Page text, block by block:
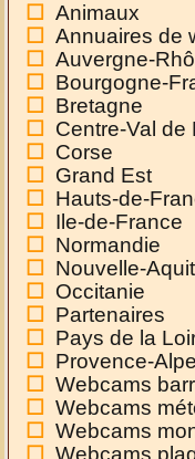
Animaux
Annuaires de
Auvergne-
Bourgogne-
Bretagne
Centre-Val de
Corse
Grand Est
Hauts-de-
Ile-de-France
Normandie
Nouvelle-
Occitanie
Partenaires
Pays de la
Provence-
Webcams
Webcams
Webcams